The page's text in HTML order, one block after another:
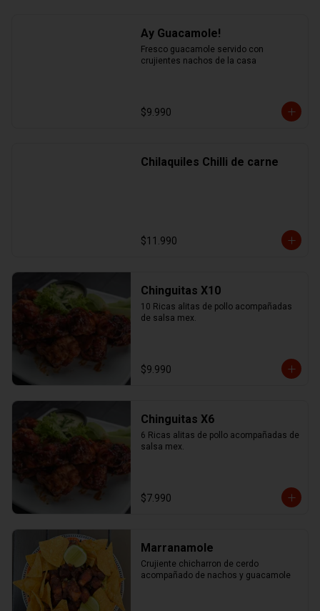
Ay Guacamole!
Fresco guacamole servido con
crujientes nachos de la casa
$9.990
Chilaquiles Chilli de carne
$11.990
Chinguitas X10
10 Ricas alitas de pollo acompañadas
de salsa mex.
$9.990
Chinguitas X6
6 Ricas alitas de pollo acompañadas de
salsa mex.
$7.990
Marranamole
Crujiente chicharron de cerdo
acompañado de nachos y guacamole